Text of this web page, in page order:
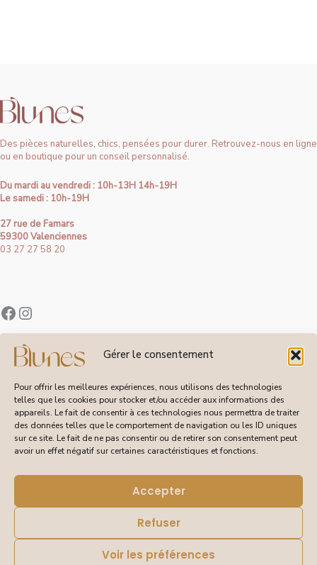
Gérer le consentement
Pour offrir les meilleures expériences, nous utilisons des technologies
telles que les cookies pour stocker et/ou accéder aux informations des
appareils. Le fait de consentir à ces technologies nous permettra de traiter
des données telles que le comportement de navigation ou les ID uniques
sur ce site. Le fait de ne pas consentir ou de retirer son consentement peut
avoir un effet négatif sur certaines caractéristiques et fonctions.
Accepter
Refuser
Voir les préférences
Des pièces naturelles, chics, pensées pour durer. Retrouvez-nous en ligne
ou en boutique pour un conseil personnalisé.
Du mardi au vendredi : 10h-13H 14h-19H
Le samedi : 10h-19H
27 rue de Famars
59300 Valenciennes
03 27 27 58 20
Contact
À Propos de Blunes
CGV
Livraisons et Retours
Mentions Légales
Politique de Confidentialité
© 2026 Blunes – Tous droits réservés | Site réalisé pour